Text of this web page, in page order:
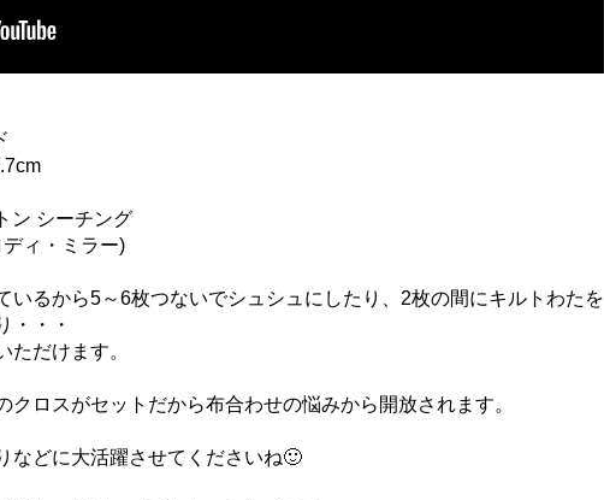
ン シーチング
ィ・ミラー)
いるから5～6枚つないでシュシュにしたり、2枚の間にキルトわたを
・・・
ただけます。
クロスがセットだから布合わせの悩みから開放されます。
などに大活躍させてくださいね🙂